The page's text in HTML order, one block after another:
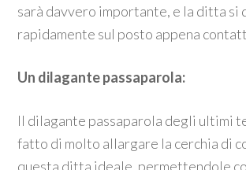
sarà davvero importante, e la ditta si
rapidamente sul posto appena
Un dilagante passaparola:
Il dilagante passaparola degli ultimi
fatto di molto allargare la cerchia di
questa ditta ideale, permettendole